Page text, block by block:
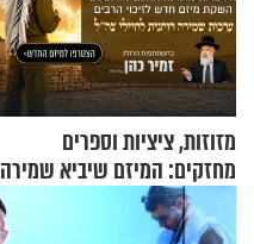
מזוזות, ציציות וספרים
מחזקים: המיזם שיביא שמירה
רוחנית לאלפי חיילי צה"ל